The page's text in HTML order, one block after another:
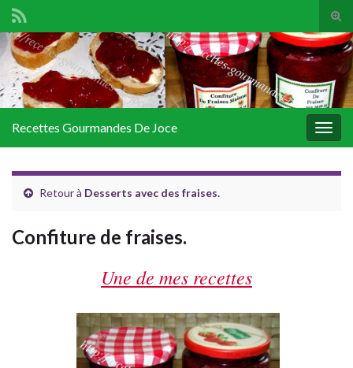
Search for:
Recettes Gourmandes De Joce
Retour à Desserts avec des fraises.
Confiture de fraises.
Une de mes recettes